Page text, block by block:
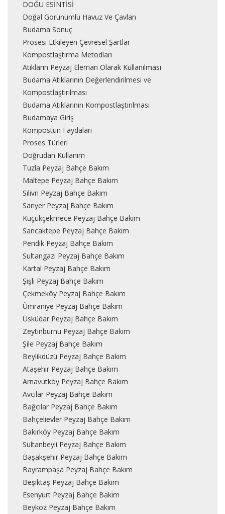
DOĞU ESİNTİSİ
Doğal Görünümlü Havuz Ve Çavlan
Budama Sonuç
Prosesi Etkileyen Çevresel Şartlar
Kompostlaştırma Metodları
Atıkların Peyzaj Eleman Olarak Kullanılması
Budama Atıklarının Değerlendirilmesi ve
Kompostlaştırılması
Budama Atıklarının Kompostlaştırılması
Budamaya Giriş
Kompostun Faydaları
Proses Türleri
Doğrudan Kullanım
Tuzla Peyzaj Bahçe Bakım
Maltepe Peyzaj Bahçe Bakım
Silivri Peyzaj Bahçe Bakım
Sarıyer Peyzaj Bahçe Bakım
Küçükçekmece Peyzaj Bahçe Bakım
Sancaktepe Peyzaj Bahçe Bakım
Pendik Peyzaj Bahçe Bakım
Sultangazi Peyzaj Bahçe Bakım
Kartal Peyzaj Bahçe Bakım
Şişli Peyzaj Bahçe Bakım
Çekmeköy Peyzaj Bahçe Bakım
Ümraniye Peyzaj Bahçe Bakım
Üsküdar Peyzaj Bahçe Bakım
Zeytinburnu Peyzaj Bahçe Bakım
Şile Peyzaj Bahçe Bakım
Beylikdüzü Peyzaj Bahçe Bakım
Ataşehir Peyzaj Bahçe Bakım
Arnavutköy Peyzaj Bahçe Bakım
Avcılar Peyzaj Bahçe Bakım
Bağcılar Peyzaj Bahçe Bakım
Bahçelievler Peyzaj Bahçe Bakım
Bakırköy Peyzaj Bahçe Bakım
Sultanbeyli Peyzaj Bahçe Bakım
Başakşehir Peyzaj Bahçe Bakım
Bayrampaşa Peyzaj Bahçe Bakım
Beşiktaş Peyzaj Bahçe Bakım
Esenyurt Peyzaj Bahçe Bakım
Beykoz Peyzaj Bahçe Bakım